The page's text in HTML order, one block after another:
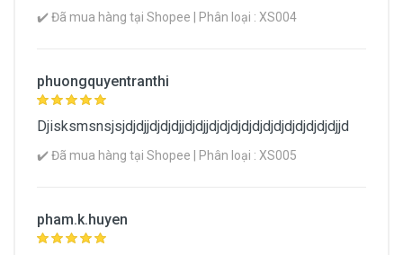
✔️ Đã mua hàng tại Shopee | Phân loại : XS004
phuongquyentranthi
Djisksmsnsjsjdjdjjdjdjdjjdjdjjdjdjdjdjdjdjdjdjdjdjdjdjjd
✔️ Đã mua hàng tại Shopee | Phân loại : XS005
pham.k.huyen